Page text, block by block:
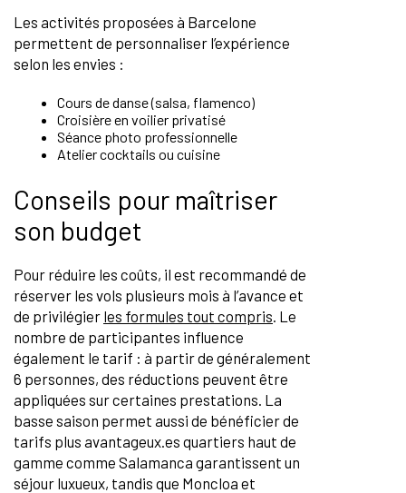
Les activités proposées à Barcelone
permettent de personnaliser l’expérience
selon les envies :
Cours de danse (salsa, flamenco)
Croisière en voilier privatisé
Séance photo professionnelle
Atelier cocktails ou cuisine
Conseils pour maîtriser
son budget
Pour réduire les coûts, il est recommandé de
réserver les vols plusieurs mois à l’avance et
de privilégier les formules tout compris . Le
nombre de participantes influence
également le tarif : à partir de généralement
6 personnes, des réductions peuvent être
appliquées sur certaines prestations. La
basse saison permet aussi de bénéficier de
tarifs plus avantageux.es quartiers haut de
gamme comme Salamanca garantissent un
séjour luxueux, tandis que Moncloa et